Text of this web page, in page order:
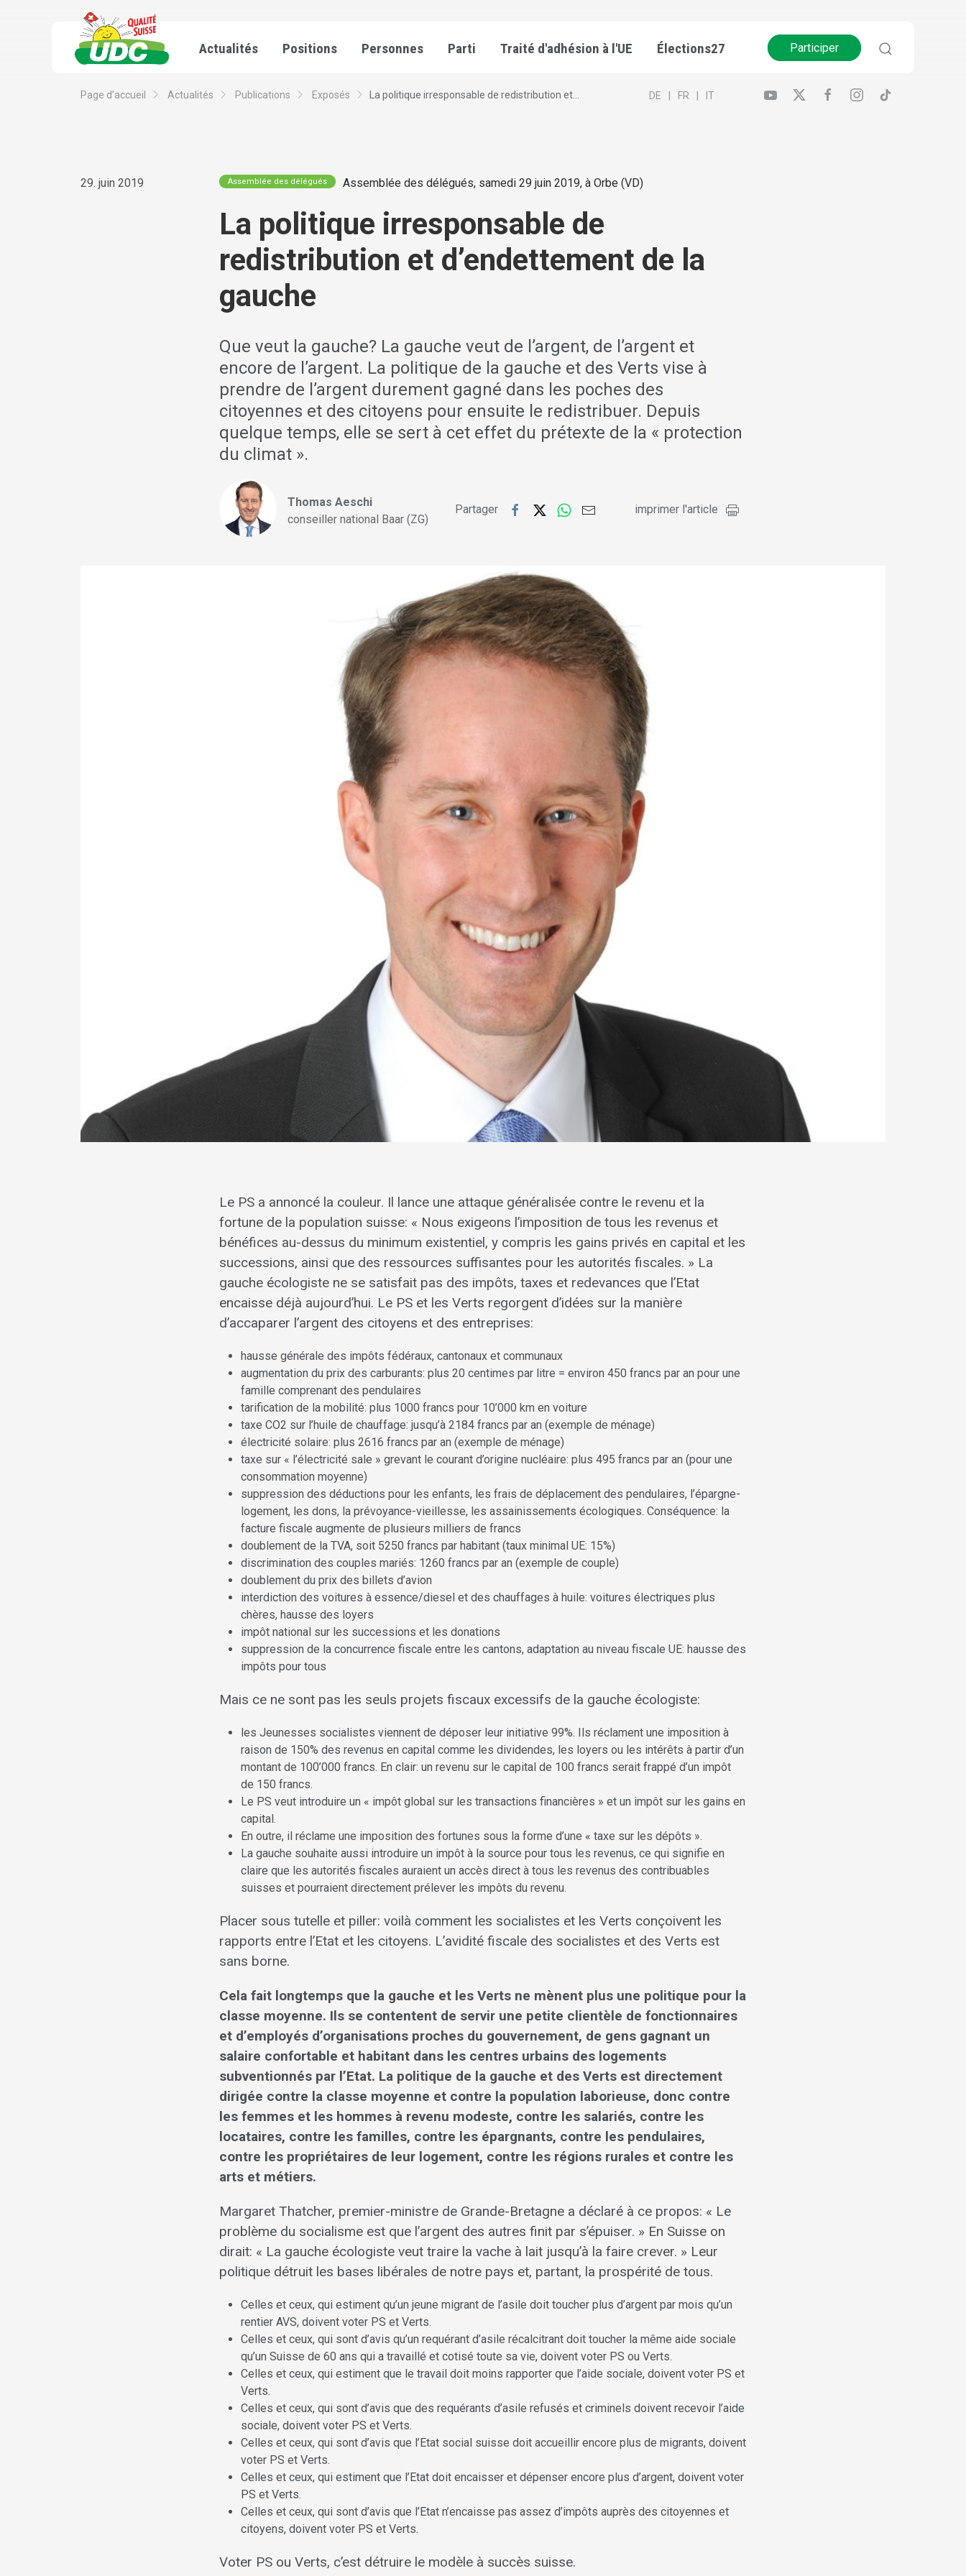
Actualités Positions Personnes Parti Traité d'adhésion à l'UE Élections27 Participer
Page d’accueil Actualités Publications Exposés La politique irresponsable de redistribution et... DE FR IT
29. juin 2019 Assemblée des délégués Assemblée des délégués, samedi 29 juin 2019, à Orbe (VD)
La politique irresponsable de
redistribution et d’endettement de la
gauche
Que veut la gauche? La gauche veut de l’argent, de l’argent et
encore de l’argent. La politique de la gauche et des Verts vise à
prendre de l’argent durement gagné dans les poches des
citoyennes et des citoyens pour ensuite le redistribuer. Depuis
quelque temps, elle se sert à cet effet du prétexte de la « protection
du climat ».
Thomas Aeschi
conseiller national Baar (ZG)
Partager imprimer l'article
Le PS a annoncé la couleur. Il lance une attaque généralisée contre le revenu et la
fortune de la population suisse: « Nous exigeons l’imposition de tous les revenus et
bénéfices au-dessus du minimum existentiel, y compris les gains privés en capital et les
successions, ainsi que des ressources suffisantes pour les autorités fiscales. » La
gauche écologiste ne se satisfait pas des impôts, taxes et redevances que l’Etat
encaisse déjà aujourd’hui. Le PS et les Verts regorgent d’idées sur la manière
d’accaparer l’argent des citoyens et des entreprises:
hausse générale des impôts fédéraux, cantonaux et communaux
augmentation du prix des carburants: plus 20 centimes par litre = environ 450 francs par an pour une
famille comprenant des pendulaires
tarification de la mobilité: plus 1000 francs pour 10’000 km en voiture
taxe CO2 sur l’huile de chauffage: jusqu’à 2184 francs par an (exemple de ménage)
électricité solaire: plus 2616 francs par an (exemple de ménage)
taxe sur « l’électricité sale » grevant le courant d’origine nucléaire: plus 495 francs par an (pour une
consommation moyenne)
suppression des déductions pour les enfants, les frais de déplacement des pendulaires, l’épargne-
logement, les dons, la prévoyance-vieillesse, les assainissements écologiques. Conséquence: la
facture fiscale augmente de plusieurs milliers de francs
doublement de la TVA, soit 5250 francs par habitant (taux minimal UE: 15%)
discrimination des couples mariés: 1260 francs par an (exemple de couple)
doublement du prix des billets d’avion
interdiction des voitures à essence/diesel et des chauffages à huile: voitures électriques plus
chères, hausse des loyers
impôt national sur les successions et les donations
suppression de la concurrence fiscale entre les cantons, adaptation au niveau fiscale UE: hausse des
impôts pour tous
Mais ce ne sont pas les seuls projets fiscaux excessifs de la gauche écologiste:
les Jeunesses socialistes viennent de déposer leur initiative 99%. Ils réclament une imposition à
raison de 150% des revenus en capital comme les dividendes, les loyers ou les intérêts à partir d’un
montant de 100’000 francs. En clair: un revenu sur le capital de 100 francs serait frappé d’un impôt
de 150 francs.
Le PS veut introduire un « impôt global sur les transactions financières » et un impôt sur les gains en
capital.
En outre, il réclame une imposition des fortunes sous la forme d’une « taxe sur les dépôts ».
La gauche souhaite aussi introduire un impôt à la source pour tous les revenus, ce qui signifie en
claire que les autorités fiscales auraient un accès direct à tous les revenus des contribuables
suisses et pourraient directement prélever les impôts du revenu.
Placer sous tutelle et piller: voilà comment les socialistes et les Verts conçoivent les
rapports entre l’Etat et les citoyens. L’avidité fiscale des socialistes et des Verts est
sans borne.
Cela fait longtemps que la gauche et les Verts ne mènent plus une politique pour la
classe moyenne. Ils se contentent de servir une petite clientèle de fonctionnaires
et d’employés d’organisations proches du gouvernement, de gens gagnant un
salaire confortable et habitant dans les centres urbains des logements
subventionnés par l’Etat. La politique de la gauche et des Verts est directement
dirigée contre la classe moyenne et contre la population laborieuse, donc contre
les femmes et les hommes à revenu modeste, contre les salariés, contre les
locataires, contre les familles, contre les épargnants, contre les pendulaires,
contre les propriétaires de leur logement, contre les régions rurales et contre les
arts et métiers.
Margaret Thatcher, premier-ministre de Grande-Bretagne a déclaré à ce propos: « Le
problème du socialisme est que l’argent des autres finit par s’épuiser. » En Suisse on
dirait: « La gauche écologiste veut traire la vache à lait jusqu’à la faire crever. » Leur
politique détruit les bases libérales de notre pays et, partant, la prospérité de tous.
Celles et ceux, qui estiment qu’un jeune migrant de l’asile doit toucher plus d’argent par mois qu’un
rentier AVS, doivent voter PS et Verts.
Celles et ceux, qui sont d’avis qu’un requérant d’asile récalcitrant doit toucher la même aide sociale
qu’un Suisse de 60 ans qui a travaillé et cotisé toute sa vie, doivent voter PS ou Verts.
Celles et ceux, qui estiment que le travail doit moins rapporter que l’aide sociale, doivent voter PS et
Verts.
Celles et ceux, qui sont d’avis que des requérants d’asile refusés et criminels doivent recevoir l’aide
sociale, doivent voter PS et Verts.
Celles et ceux, qui sont d’avis que l’Etat social suisse doit accueillir encore plus de migrants, doivent
voter PS et Verts.
Celles et ceux, qui estiment que l’Etat doit encaisser et dépenser encore plus d’argent, doivent voter
PS et Verts.
Celles et ceux, qui sont d’avis que l’Etat n’encaisse pas assez d’impôts auprès des citoyennes et
citoyens, doivent voter PS et Verts.
Voter PS ou Verts, c’est détruire le modèle à succès suisse.